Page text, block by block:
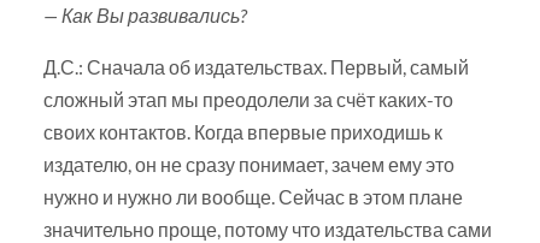
— Как Вы развивались?
Д.С.: Сначала об издательствах. Первый, самый
сложный этап мы преодолели за счёт каких-то
своих контактов. Когда впервые приходишь к
издателю, он не сразу понимает, зачем ему это
нужно и нужно ли вообще. Сейчас в этом плане
значительно проще, потому что издательства сами